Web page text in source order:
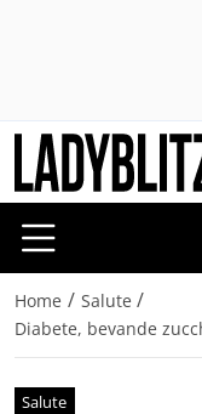
Home / Salute /
Diabete, bevande
Salute